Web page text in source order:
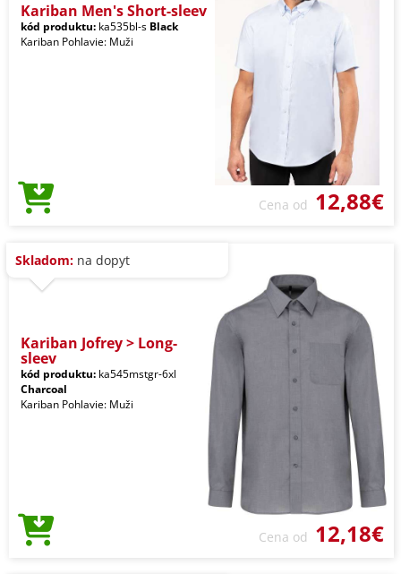
Kariban Men's Short-sleev
kód produktu: ka535bl-s Black
Kariban Pohlavie: Muži
Cena od 12,88€
Skladom: na dopyt
Kariban Jofrey > Long-
sleev
kód produktu: ka545mstgr-6xl
Charcoal
Kariban Pohlavie: Muži
Cena od 12,18€